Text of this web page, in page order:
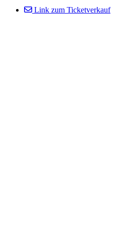
Link zum Ticketverkauf